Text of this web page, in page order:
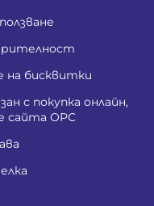
на бисквитки
с покупка онлайн,
сайта ОРС